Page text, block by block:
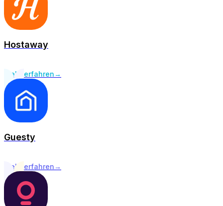
Hostaway
Mehr erfahren→
Guesty
Mehr erfahren →